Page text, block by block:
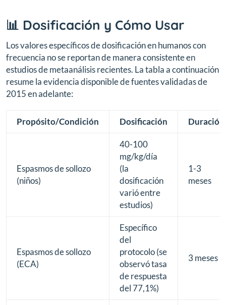
📊 Dosificación y Cómo Usar
Los valores específicos de dosificación en humanos con
frecuencia no se reportan de manera consistente en
estudios de metaanálisis recientes. La tabla a continuación
resume la evidencia disponible de fuentes validadas de
2015 en adelante:
Propósito/Condición Dosificación Duración
Espasmos de sollozo
(niños)
40-100
mg/kg/día
(la
dosificación
varió entre
estudios)
1-3
meses
Espasmos de sollozo
(ECA)
Específico
del
protocolo (se
observó tasa
de respuesta
del 77,1%)
3 meses